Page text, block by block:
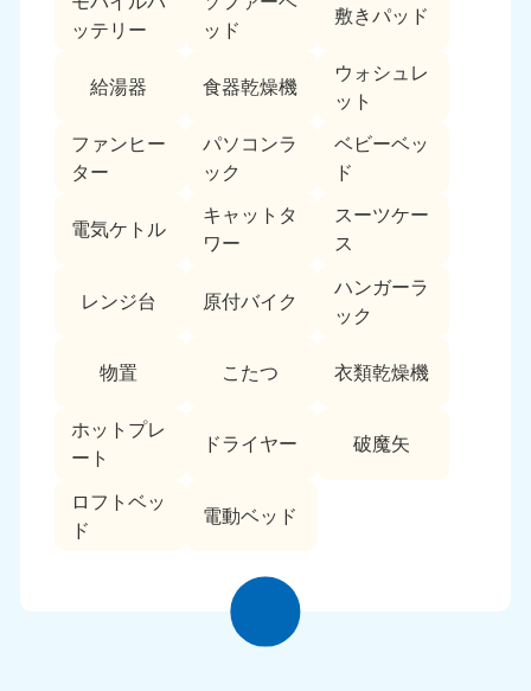
ッテリー
ッド
敷きパッド
給湯器 食器乾燥機
ウォシュレ
ット
ファンヒー
ター
パソコンラ
ック
ベビーベッ
ド
電気ケトル
キャットタ
ワー
スーツケー
ス
レンジ台 原付バイク
ハンガーラ
ック
物置 こたつ 衣類乾燥機
ホットプレ
ート
ドライヤー 破魔矢
ロフトベッ
ド
電動ベッド